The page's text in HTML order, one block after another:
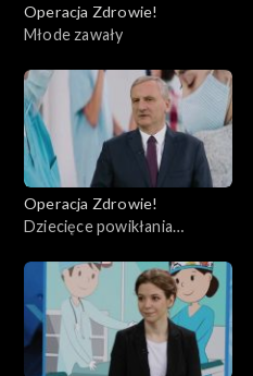
Operacja Zdrowie!
Młode zawały
Operacja Zdrowie!
Dziecięce powikłania